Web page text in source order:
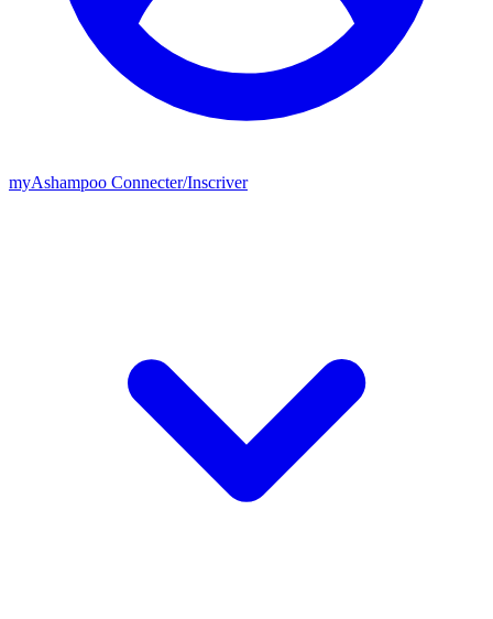
myAshampoo Connecter/Inscriver